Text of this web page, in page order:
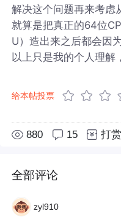
解决这个问题再来考虑
就算是把真正的64位
U）造出来之后都会因
以上只是我的个人理解
给本帖投票
880 15 打赏
全部评论
zyl910